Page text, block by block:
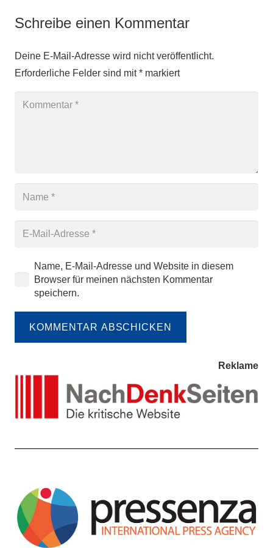
Schreibe einen Kommentar
Deine E-Mail-Adresse wird nicht veröffentlicht.
Erforderliche Felder sind mit* markiert
Name, E-Mail-Adresse und Website in diesem
Browser für meinen nächsten Kommentar
speichern.
KOMMENTAR ABSCHICKEN
Reklame